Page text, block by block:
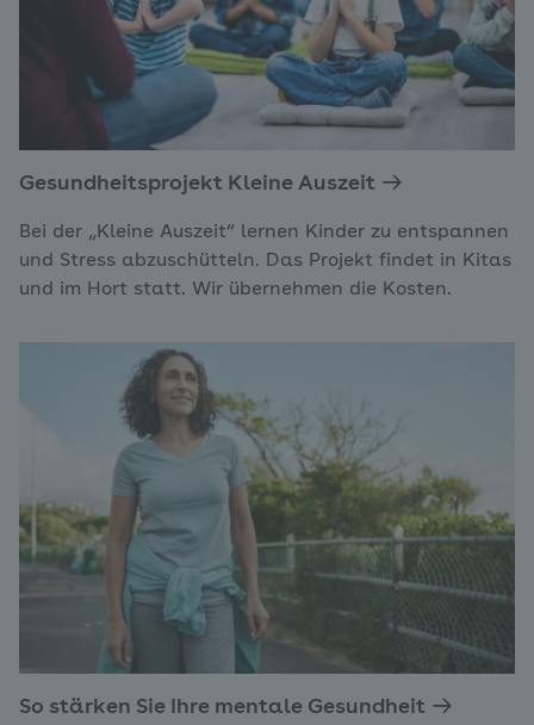
Gesundheitsprojekt Kleine Auszeit
Bei der „Kleine Auszeit“ lernen Kinder zu entspannen
und Stress abzuschütteln. Das Projekt findet in Kitas
und im Hort statt. Wir übernehmen die Kosten.
So stärken Sie Ihre mentale Gesundheit